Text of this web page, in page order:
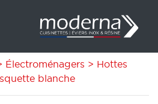
Électroménagers > Hottes
blanche